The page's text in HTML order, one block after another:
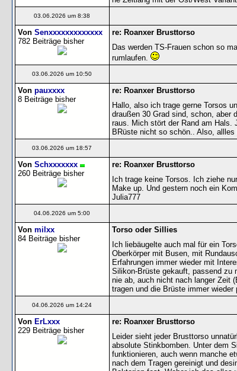
03.06.2026 um 8:38
Von Senxxxxxxxxxxxxx
782 Beiträge bisher
re: Roanxer Brusttorso
Das werden TS-Frauen schon so
rumlaufen.
03.06.2026 um 10:50
Von pauxxxx
8 Beiträge bisher
re: Roanxer Brusttorso
Hallo, also ich trage gerne Torsos
draußen 30 Grad sind, schon, aber
raus. Mich stört der Rand am Hals.
BRüste nicht so schön.. Also, allles
03.06.2026 um 18:57
Von Schxxxxxxx
260 Beiträge bisher
re: Roanxer Brusttorso
Ich trage keine Torsos. Ich ziehe
Make up. Und gestern noch ein
Julia777
04.06.2026 um 5:00
Von milxx
84 Beiträge bisher
Torso oder Sillies
Ich liebäugelte auch mal für ein
Oberkörper mit Busen, mit
Erfahrungen immer wieder mit
Silikon-Brüste gekauft, passend zu
nie ab, auch nicht nach langer Zeit
tragen und die Brüste immer wieder
04.06.2026 um 14:24
Von ErLxxx
229 Beiträge bisher
re: Roanxer Brusttorso
Leider sieht jeder Brusttorso
absolute Stinkbomben. Unter dem
funktionieren, auch wenn manche
nach dem Tragen gereinigt und